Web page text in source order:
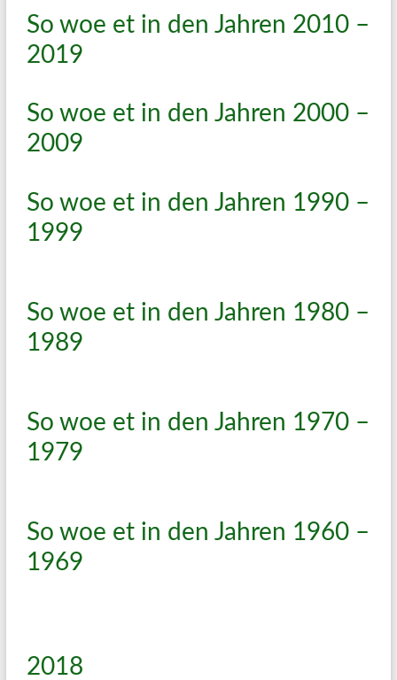
So woe et in den Jahren 2010 –
2019
So woe et in den Jahren 2000 –
2009
So woe et in den Jahren 1990 –
1999
So woe et in den Jahren 1980 –
1989
So woe et in den Jahren 1970 –
1979
So woe et in den Jahren 1960 –
1969
2018